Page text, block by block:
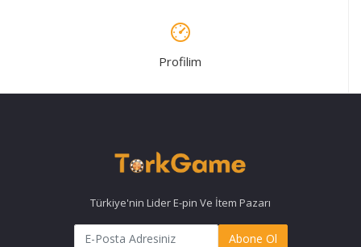
Profilim
Türkiye'nin Lider E-pin Ve İtem Pazarı
Abone Ol